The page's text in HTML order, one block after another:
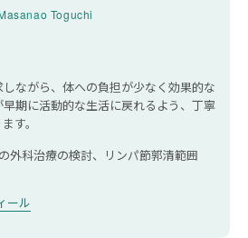
受診すれば良い？
方と回復のための生活習慣
ぐポイント
ものを予防する
期察知と正しい対処法を取る
Toguchi
ながら、体への負担が少なく効果的な
期に活動的な生活に戻れるよう、丁寧
す。
外科治療の検討、リンパ節郭清範囲
ール